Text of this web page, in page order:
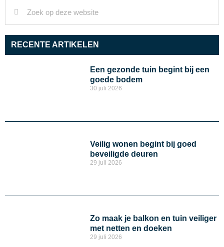
RECENTE ARTIKELEN
Een gezonde tuin begint bij een
goede bodem
30 juli 2026
Veilig wonen begint bij goed
beveiligde deuren
29 juli 2026
Zo maak je balkon en tuin veiliger
met netten en doeken
29 juli 2026